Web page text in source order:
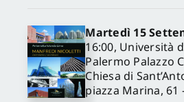
Martedì 15
16:00, Università
Palermo Palazzo
Chiesa di
piazza Marina, 61